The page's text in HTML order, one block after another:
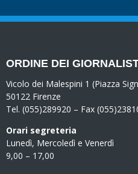
ORDINE DEI
Vicolo dei Malespini 1 (Piazza
50122 Firenze
Tel. (055)289920 – Fax
Orari segreteria
Lunedì, Mercoledì e Venerdì
9,00 – 17,00